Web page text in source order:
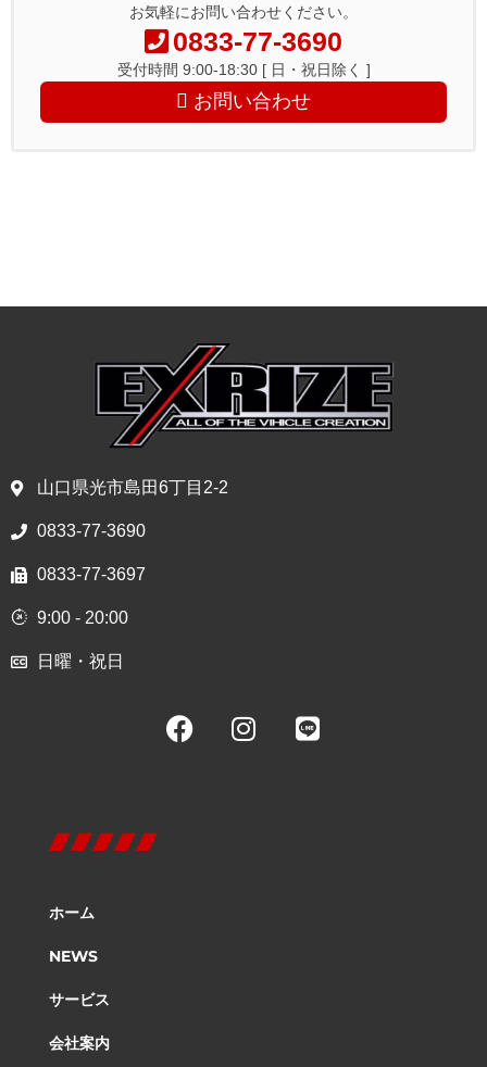
お気軽にお問い合わせください。
0833-77-3690
受付時間 9:00-18:30 [ 日・祝日除く ]
お問い合わせ
山口県光市島田6丁目2-2
0833-77-3690
0833-77-3697
9:00 - 20:00
日曜・祝日
ホーム
NEWS
サービス
会社案内